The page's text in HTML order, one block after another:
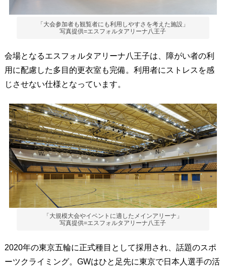
「大会参加者も観覧者にも利用しやすさを考えた施設」
写真提供=エスフォルタアリーナ八王子
会場となるエスフォルタアリーナ八王子は、障がい者の利
用に配慮した多目的更衣室も完備。利用者にストレスを感
じさせない仕様となっています。
「大規模大会やイベントに適したメインアリーナ」
写真提供=エスフォルタアリーナ八王子
2020年の東京五輪に正式種目として採用され、話題のスポ
ーツクライミング。GWはひと足先に東京で日本人選手の活